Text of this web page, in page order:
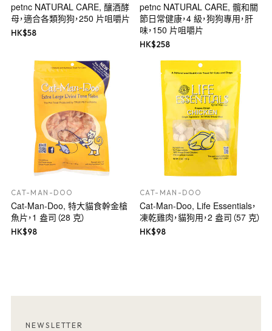
petnc NATURAL CARE, 釀酒酵
母，適合各類狗狗，250 片咀嚼片
HK$58
petnc NATURAL CARE, 髖和關
節日常健康，4 級，狗狗專用，肝
味，150 片咀嚼片
HK$258
CAT-MAN-DOO
Cat-Man-Doo, 特大貓食幹金槍
魚片，1 盎司（28 克）
HK$98
CAT-MAN-DOO
Cat-Man-Doo, Life Essentials，
凍乾雞肉，貓狗用，2 盎司（57 克）
HK$98
NEWSLETTER